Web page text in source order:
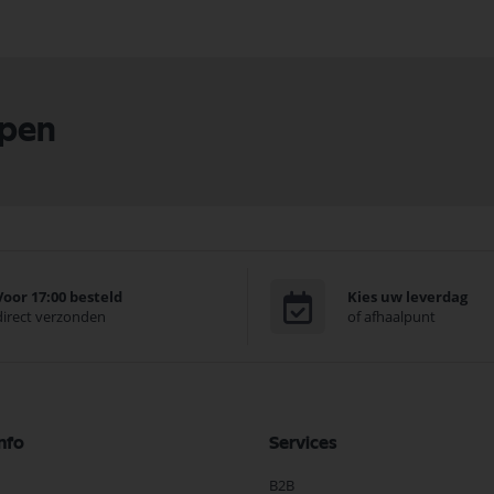
17:00 besteld
verzonden
Kies uw leverdag
of afhaalpunt
Services
B2B